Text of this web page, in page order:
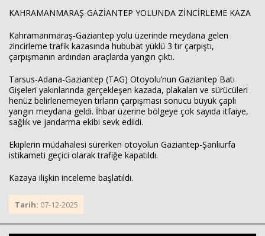
KAHRAMANMARAŞ-GAZİANTEP YOLUNDA ZİNCİRLEME KAZA
Kahramanmaraş-Gaziantep yolu üzerinde meydana gelen
zincirleme trafik kazasında hububat yüklü 3 tır çarpıştı,
çarpışmanın ardından araçlarda yangın çıktı.
Tarsus-Adana-Gaziantep (TAG) Otoyolu’nun Gaziantep Batı
Gişeleri yakınlarında gerçekleşen kazada, plakaları ve sürücüleri
henüz belirlenemeyen tırların çarpışması sonucu büyük çaplı
yangın meydana geldi. İhbar üzerine bölgeye çok sayıda itfaiye,
sağlık ve jandarma ekibi sevk edildi.
Ekiplerin müdahalesi sürerken otoyolun Gaziantep-Şanlıurfa
istikameti geçici olarak trafiğe kapatıldı.
Kazaya ilişkin inceleme başlatıldı.
Tarih: 07-12-2025
Haberin Doğru Adresi.